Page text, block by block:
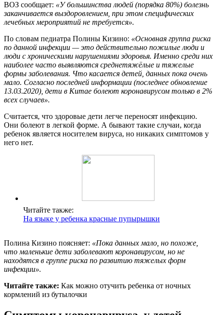
ВОЗ сообщает: «У большинства людей (порядка 80%) болезнь
заканчивается выздоровлением, при этом специфических
лечебных мероприятий не требуется».
По словам педиатра Полины Кизино: «Основная группа риска
по данной инфекции — это действительно пожилые люди и
люди с хроническими нарушениями здоровья. Именно среди них
наиболее часто выявляются среднетяжёлые и тяжелые
формы заболевания. Что касается детей, данных пока очень
мало. Согласно последней информации (последнее обновление
13.03.2020), дети в Китае болеют коронавирусом только в 2%
всех случаев».
Считается, что здоровые дети легче переносят инфекцию.
Они болеют в легкой форме. А бывают такие случаи, когда
ребенок является носителем вируса, но никаких симптомов у
него нет.
Читайте также:
На языке у ребенка красные пупырышки
Полина Кизино поясняет: «Пока данных мало, но похоже,
что маленькие дети заболевают коронавирусом, но не
находятся в группе риска по развитию тяжелых форм
инфекции».
Читайте также: Как можно отучить ребенка от ночных
кормлений из бутылочки